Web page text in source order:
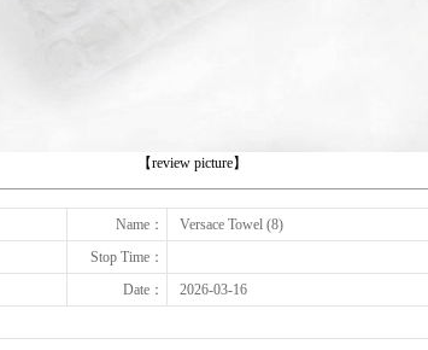
【review picture】
Name：
Versace Towel (8)
Stop Time：
Date：
2026-03-16